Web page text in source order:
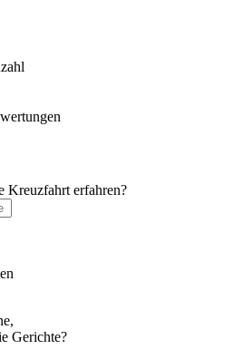
Kreuzfahrt erfahren?
Gerichte?